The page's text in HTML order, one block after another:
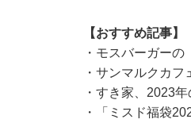
【おすすめ記事】
・ モスバーガーの
・ サンマルクカフ
・ すき家、2023
・
「ミスド福袋